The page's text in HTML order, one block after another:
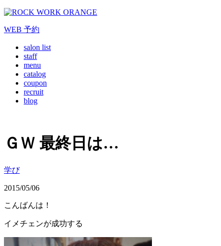
WEB 予約
salon list
staff
menu
catalog
coupon
recruit
blog
ＧＷ 最終日は…
学び
2015/05/06
こんばんは！
イメチェンが成功する